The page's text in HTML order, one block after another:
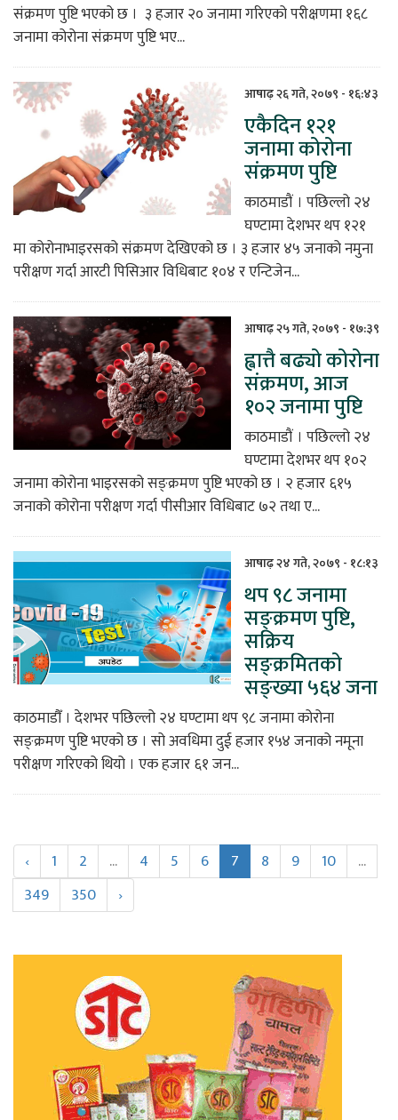
संक्रमण पुष्टि भएको छ । ३ हजार २० जनामा गरिएको परीक्षणमा १६८
जनामा कोरोना संक्रमण पुष्टि भए...
आषाढ़ २६ गते, २०७९ - १६:४३
एकैदिन १२१
जनामा कोरोना
संक्रमण पुष्टि
काठमाडौं । पछिल्लो २४
घण्टामा देशभर थप १२१
मा कोरोनाभाइरसको संक्रमण देखिएको छ । ३ हजार ४५ जनाको नमुना
परीक्षण गर्दा आरटी पिसिआर विधिबाट १०४ र एन्टिजेन...
आषाढ़ २५ गते, २०७९ - १७:३९
ह्वात्तै बढ्यो कोरोना
संक्रमण, आज
१०२ जनामा पुष्टि
काठमाडौं । पछिल्लो २४
घण्टामा देशभर थप १०२
जनामा कोरोना भाइरसको सङ्क्रमण पुष्टि भएको छ । २ हजार ६१५
जनाको कोरोना परीक्षण गर्दा पीसीआर विधिबाट ७२ तथा ए...
आषाढ़ २४ गते, २०७९ - १८:१३
थप ९८ जनामा
सङ्क्रमण पुष्टि,
सक्रिय
सङ्क्रमितको
सङ्ख्या ५६४ जना
काठमाडौँ । देशभर पछिल्लो २४ घण्टामा थप ९८ जनामा कोरोना
सङ्क्रमण पुष्टि भएको छ । सो अवधिमा दुई हजार १५४ जनाको नमूना
परीक्षण गरिएको थियो । एक हजार ६१ जन...
‹ 1 2 ... 4 5 6 7 8 9 10
...
349
350 ›